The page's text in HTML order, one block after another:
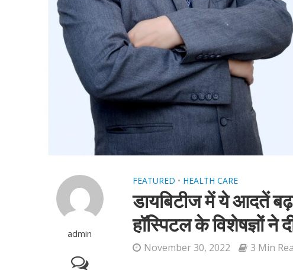
admin
FEATURED • HEALTH CARE
डायबिटीज में ये आदतें
हॉस्पिटल के विशेषज्ञों ने
November 30, 2022 3 Min